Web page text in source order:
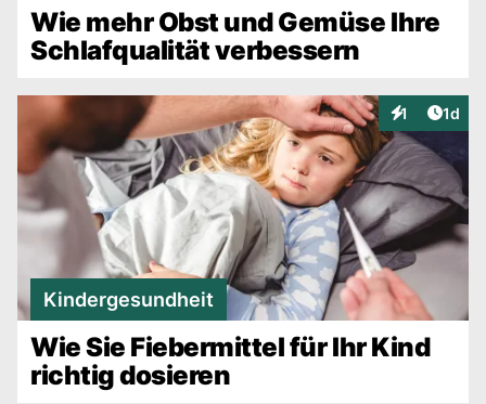
Wie mehr Obst und Gemüse Ihre
Schlafqualität verbessern
1
Interaktionen
1d
Kindergesundheit
Wie Sie Fiebermittel für Ihr Kind
richtig dosieren